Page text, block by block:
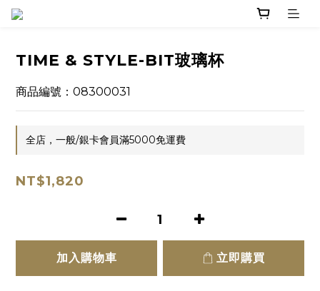
TIME & STYLE-BIT玻璃杯
商品編號：08300031
全店，一般/銀卡會員滿5000免運費
NT$1,820
加入購物車 立即購買